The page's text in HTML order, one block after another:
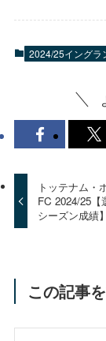
2024/25イングラ
トッテナム・
FC 2024/25【
シーズン成績】
この記事